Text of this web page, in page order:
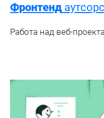
Фронтенд
Работа над веб-